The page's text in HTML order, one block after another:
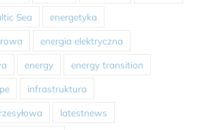
Sea energetyka
energia elektryczna
energy energy transition
infrastruktura
latestnews